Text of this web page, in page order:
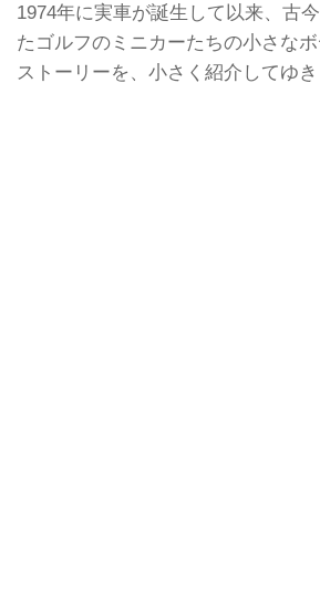
1974年に実車が誕生して以来、古
たゴルフのミニカーたちの小さな
ストーリーを、小さく紹介してゆき